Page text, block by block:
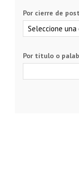
Por cierre de
Por título o